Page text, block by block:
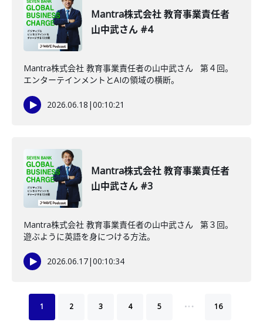
Mantra株式会社 教育事業責任者
山中武さん #4
Mantra株式会社 教育事業責任者の山中武さん 第４回。
エンターテインメントとAIの領域の横断。
2026.06.18 |00:10:21
Mantra株式会社 教育事業責任者
山中武さん #3
Mantra株式会社 教育事業責任者の山中武さん 第３回。
遊ぶように英語を身につける方法。
2026.06.17|00:10:34
1 2 3 4 5 … 16